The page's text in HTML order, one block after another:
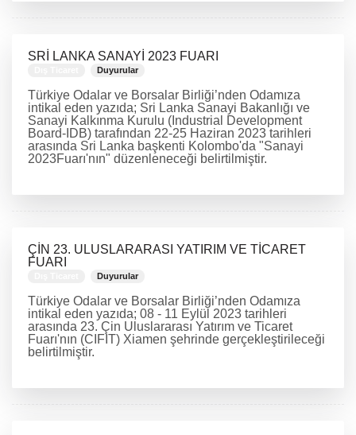
SRİ LANKA SANAYİ 2023 FUARI
Duyurular
Türkiye Odalar ve Borsalar Birliği’nden Odamıza
intikal eden yazıda; Sri Lanka Sanayi Bakanlığı ve
Sanayi Kalkınma Kurulu (Industrial Development
Board-IDB) tarafından 22-25 Haziran 2023 tarihleri
arasında Sri Lanka başkenti Kolombo'da "Sanayi
2023Fuarı'nın" düzenleneceği belirtilmiştir.
ÇİN 23. ULUSLARARASI YATIRIM VE TİCARET
FUARI
Duyurular
Türkiye Odalar ve Borsalar Birliği’nden Odamıza
intikal eden yazıda; 08 - 11 Eylül 2023 tarihleri
arasında 23. Çin Uluslararası Yatırım ve Ticaret
Fuarı'nın (CIFIT) Xiamen şehrinde gerçekleştirileceği
belirtilmiştir.